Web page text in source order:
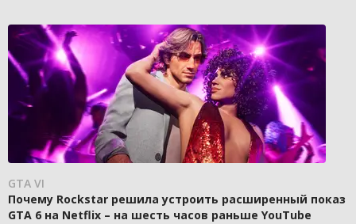
GTA VI
Почему Rockstar решила устроить расширенный показ
GTA 6 на Netflix – на шесть часов раньше YouTube